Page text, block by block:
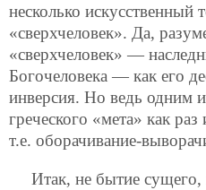
несколько искусственный
«сверхчеловек». Да,
«сверхчеловек» —
Богочеловека — как его
инверсия. Но ведь одним
греческого «мета» как
т.е. оборачивание-
Итак, не бытие